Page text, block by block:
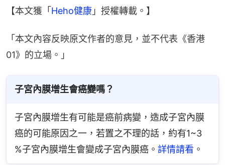
【本文獲「 Heho健康 」授權轉載。】
「本文內容反映原文作者的意見，並不代表《香港
01》的立場。」
子宮內膜增生會癌變嗎？
子宮內膜增生有可能是癌前病變，造成子宮內膜
癌的可能原因之一，若置之不理的話，約有1~3
%子宮內膜增生會變成子宮內膜癌。 詳情請看 。